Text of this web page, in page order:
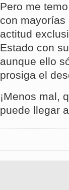
Pero me
con mayorías
actitud
Estado con
aunque ello
prosiga el
¡Menos mal,
puede llegar